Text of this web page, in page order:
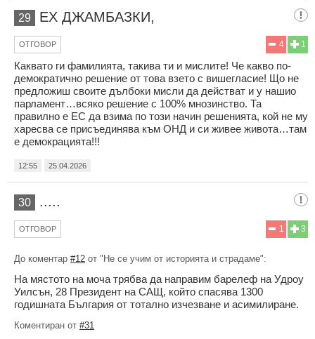
29 ЕХ ДЖАМБАЗКИ,
1
4
ОТГОВОР
Каквато ги фамилията, такива ти и мислите! Че какво по-
демократично решение от това взето с вишегласие! Що не
предложиш своите дълбоки мисли да действат и у нашио
парламент…всяко решение с 100% мнозинство. Та
правилно е ЕС да взима по този начин решенията, кой не му
харесва се присъединява към ОНД и си живее живота…там
е демокрацията!!!
12:55 25.04.2026
30 .....
3
1
ОТГОВОР
До коментар #12 от "Не се учим от историята и страдаме":
На мястото на моча трябва да направим барелеф на Удроу
Уилсън, 28 Президент на САЩ, който спасява 1300
годишната България от тотално изчезване и асимилиране.
Коментиран от #31